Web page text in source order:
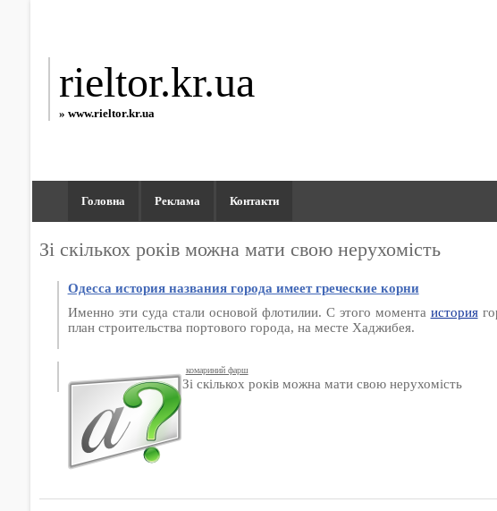
rieltor.kr.ua
» www.rieltor.kr.ua
Головна Реклама Контакти
Зі скількох років можна мати свою нерухомість
Одесса история названия города имеет греческие корни
Именно эти суда стали основой флотилии. С этого момента история
план строительства портового города, на месте Хаджибея.
комариний фарш
Зі скількох років можна мати свою нерухомість